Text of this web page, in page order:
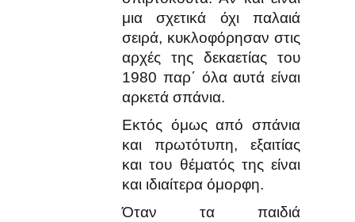
μια σχετικά όχι παλαιά
σειρά, κυκλοφόρησαν στις
αρχές της δεκαετίας του
1980 παρ΄ όλα αυτά είναι
αρκετά σπάνια.
Εκτός όμως από σπάνια
και πρωτότυπη, εξαιτίας
και του θέματός της είναι
και ιδιαίτερα όμορφη.
Όταν τα παιδιά